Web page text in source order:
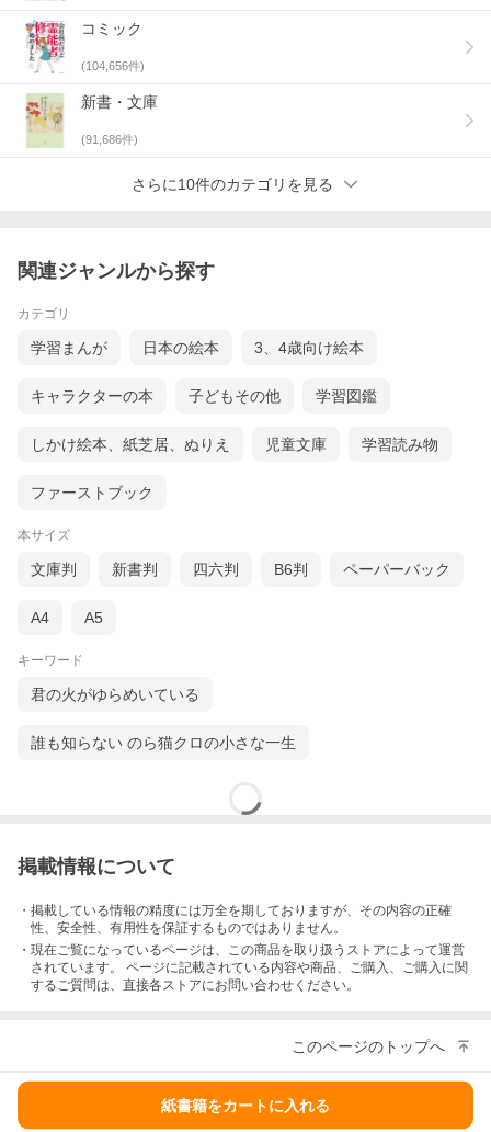
コミック
(104,656件)
新書・文庫
(91,686件)
さらに10件のカテゴリを見る
関連ジャンルから探す
カテゴリ
学習まんが 日本の絵本 3、4歳向け絵本
キャラクターの本 子どもその他 学習図鑑
しかけ絵本、紙芝居、ぬりえ 児童文庫 学習読み物
ファーストブック
本サイズ
文庫判 新書判 四六判 B6判 ペーパーバック
A4 A5
キーワード
君の火がゆらめいている
誰も知らない のら猫クロの小さな一生
掲載情報について
・掲載している情報の精度には万全を期しておりますが、その内容の正確
性、安全性、有用性を保証するものではありません。
・現在ご覧になっているページは、この商品を取り扱うストアによって運営
されています。 ページに記載されている内容や商品、ご購入 、ご購入に関
するご質問は、直接各ストアにお問い合わせください。
このページのトップへ
紙書籍をカートに入れる